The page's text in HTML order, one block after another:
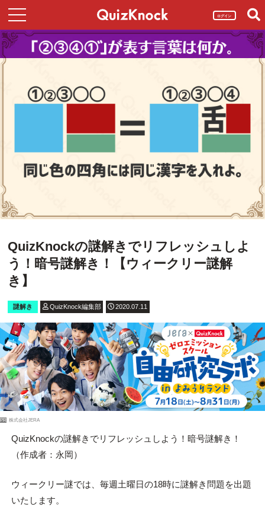
ログイン
QuizKnockの謎解きでリフレッシュしよ
う！暗号謎解き！【ウィークリー謎解
き】
謎解き QuizKnock編集部 2020.07.11
PR 株式会社JERA
QuizKnockの謎解きでリフレッシュしよう！暗号謎解き！
（作成者：永岡）
ウィークリー謎では、毎週土曜日の18時に謎解き問題を出題
いたします。